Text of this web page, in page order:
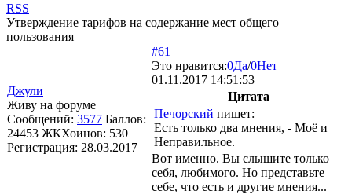
RSS
Утверждение тарифов на содержание мест общего
пользования
Джули
Живу на форуме
Сообщений: 3577 Баллов:
24453 ЖКХоинов: 530
Регистрация: 28.03.2017
#61
Это нравится:0Да/0Нет
01.11.2017 14:51:53
Цитата
Печорский пишет:
Есть только два мнения, - Моё и
Неправильное.
Вот именно. Вы слышите только
себя, любимого. Но представьте
себе, что есть и другие мнения...